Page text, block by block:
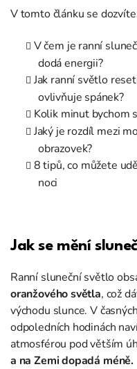
V tomto článku se
V čem je ranní
dodá energii?
Jak ranní světlo
ovlivňuje spánek?
Kolik minut bychom
Jaký je rozdíl mezi
obrazovek?
8 tipů, co můžete
noci
Jak se mění
Ranní sluneční světlo
oranžového světla, což
východu slunce. V
odpoledních hodinách
atmosférou pod větším
a na Zemi dopadá méně.